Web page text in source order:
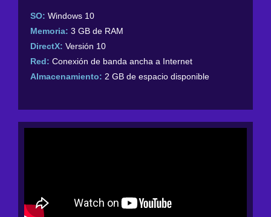
SO: Windows 10
Memoria: 3 GB de RAM
DirectX: Versión 10
Red: Conexión de banda ancha a Internet
Almacenamiento: 2 GB de espacio disponible